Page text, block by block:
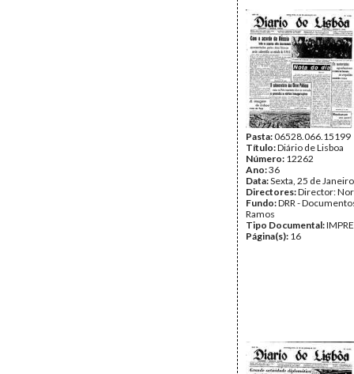
Pasta:06528.066.15199
Título:Diário de Lisboa
Número: 12262
Ano:36
Data:Sexta, 25 de
Directores:Director:
Fundo:DRR -
Ramos
Tipo Documental:
Página(s): 16